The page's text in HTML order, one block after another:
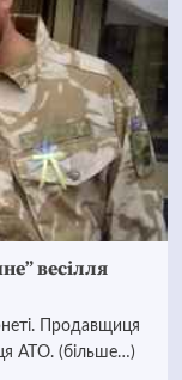
весілля
Продавщиця
АТО. (більше…)